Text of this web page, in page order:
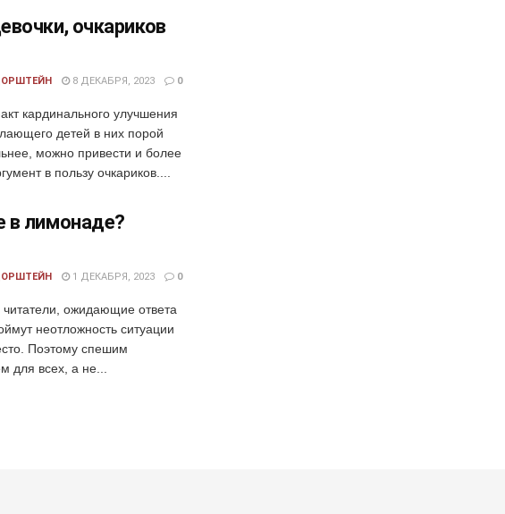
очкариков
8 ДЕКАБРЯ, 2023 0
кардинального улучшения
детей в них порой
можно привести и более
в пользу очкариков....
в лимонаде?
1 ДЕКАБРЯ, 2023 0
ожидающие ответа
неотложность ситуации
Поэтому спешим
для всех, а не...